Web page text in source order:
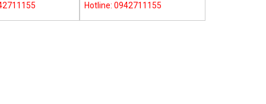
Hotline: 0942711155